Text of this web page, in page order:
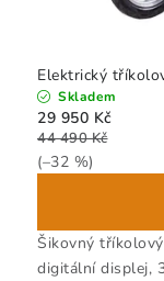
Elektrický
Skladem
29 950 Kč
44 490 Kč
(–32 %)
Šikovný
digitální displej,